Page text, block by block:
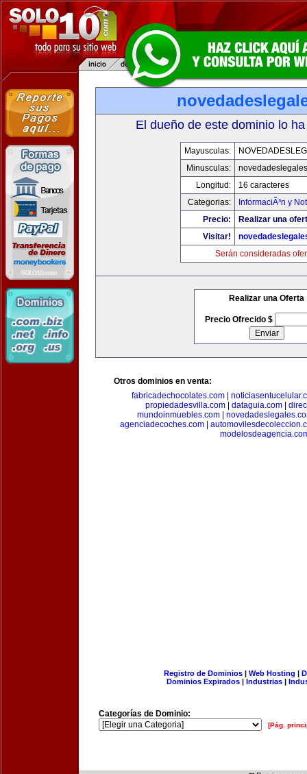
El dueño de este dominio lo
Mayusculas:
Minusculas:
Longitud:
16 caracteres
Categorias:
InformaciÃ³n y
Precio:
Realizar una
Visitar!
Serán consideradas
Realizar una Oferta
Precio Ofrecido $
Otros dominios en venta:
fabricadechocolates.com|
propiedadesvilla.com| dataguia.com|
mundoinmuebles.com
agenciadecoches.com
Registro de Dominios| Web Hosting |
Dominios Expirados | Industrias |
Categorías de Dominio:
[Pág.